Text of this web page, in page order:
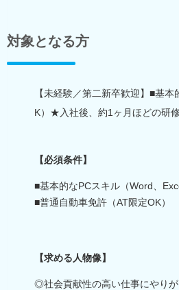
対象となる方
【未経験／第二新卒歓迎】■基
K）★入社後、約1ヶ月ほどの研
【必須条件】
■基本的なPCスキル（Word、
■普通自動車免許（AT限定OK）
【求める人物像】
◎社会貢献性の高い仕事にやり